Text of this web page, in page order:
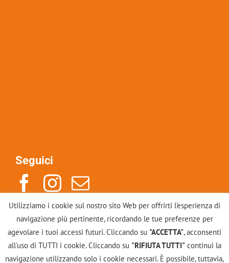
Seguici
Indirizzo: Via Po 14, 10123, Torino
Mail: info@scuolacounselinggestalt.it
Tel: +39 011883246
Utilizziamo i cookie sul nostro sito Web per offrirti l'esperienza di
navigazione più pertinente, ricordando le tue preferenze per
agevolare i tuoi accessi futuri. Cliccando su "ACCETTA", acconsenti
all'uso di TUTTI i cookie. Cliccando su "RIFIUTA TUTTI"continui la
navigazione utilizzando solo i cookie necessari. È possibile, tuttavia,